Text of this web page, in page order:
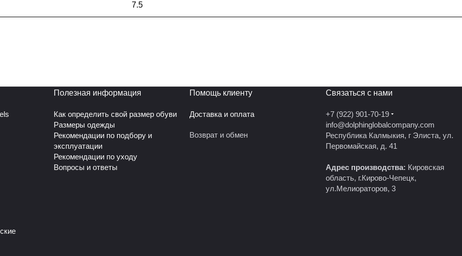
7.5
Полезная информация
Как определить свой размер обуви
Размеры одежды
Рекомендации по подбору и
эксплуатации
Рекомендации по уходу
Вопросы и ответы
Помощь клиенту
Доставка и оплата
Возврат и обмен
Связаться с нами
+7 (922) 901-70-19
info@dolphinglobalcompany.com
Республика Калмыкия, г Элиста, ул.
Первомайская, д. 41
Адрес производства: Кировская
область, г.Кирово-Чепецк,
ул.Мелиораторов, 3